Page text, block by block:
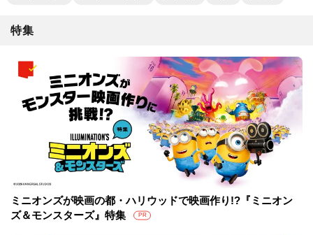
特集
ミニオンズが映画の都・ハリウッドで映画作り!?『ミニオン
ズ＆モンスターズ』特集
PR